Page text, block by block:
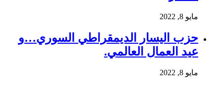
مايو 8, 2022
حزب اليسار الديمقراطي السوري…و
عيد العمال العالمي.
مايو 8, 2022